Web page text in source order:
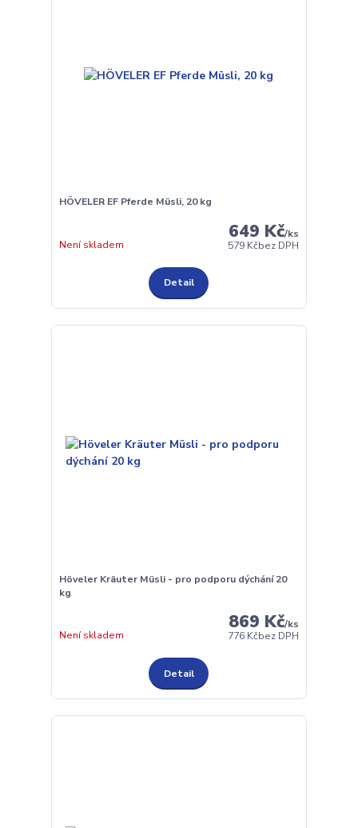
HÖVELER EF Pferde Müsli, 20 kg
649 Kč/ks
579 Kčbez DPH
Není skladem
Detail
Höveler Kräuter Müsli - pro podporu dýchání 20
kg
869 Kč/ks
776 Kčbez DPH
Není skladem
Detail